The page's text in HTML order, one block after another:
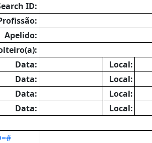
ID:
Apelido:
Data:
Local:
Data:
Local:
Data:
Local:
Data:
Local: